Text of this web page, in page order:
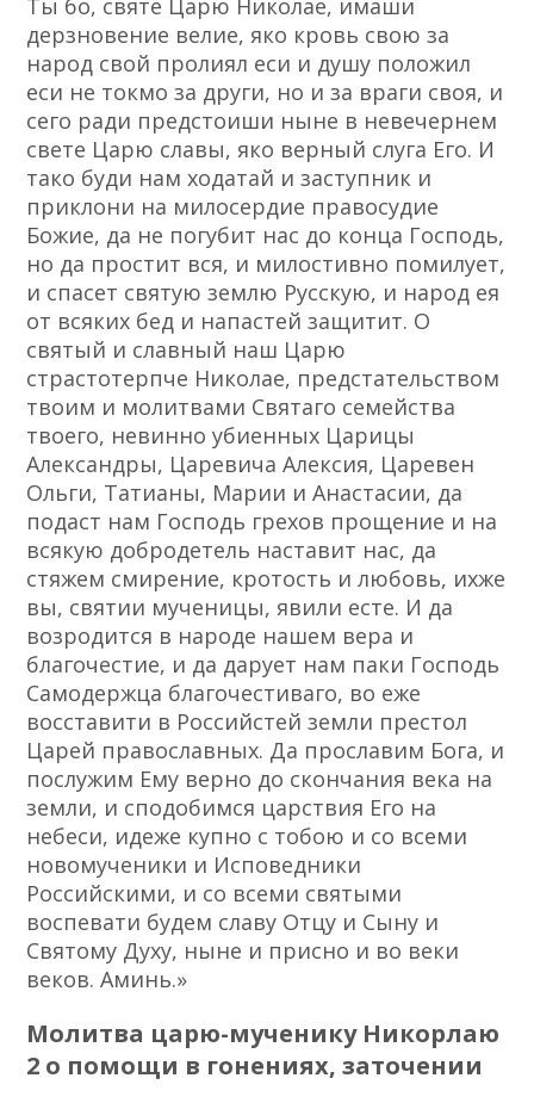
дерзновение велие, яко кровь свою за
народ свой пролиял еси и душу положил
еси не токмо за други, но и за враги своя, и
сего ради предстоиши ныне в невечернем
свете Царю славы, яко верный слуга Его. И
тако буди нам ходатай и заступник и
приклони на милосердие правосудие
Божие, да не погубит нас до конца Господь,
но да простит вся, и милостивно помилует,
и спасет святую землю Русскую, и народ ея
от всяких бед и напастей защитит. О
святый и славный наш Царю
страстотерпче Николае, предстательством
твоим и молитвами Святаго семейства
твоего, невинно убиенных Царицы
Александры, Царевича Алексия, Царевен
Ольги, Татианы, Марии и Анастасии, да
подаст нам Господь грехов прощение и на
всякую добродетель наставит нас, да
стяжем смирение, кротость и любовь, ихже
вы, святии мученицы, явили есте. И да
возродится в народе нашем вера и
благочестие, и да дарует нам паки Господь
Самодержца благочестиваго, во еже
восставити в Российстей земли престол
Царей православных. Да прославим Бога, и
послужим Ему верно до скончания века на
земли, и сподобимся царствия Его на
небеси, идеже купно с тобою и со всеми
новомученики и Исповедники
Российскими, и со всеми святыми
воспевати будем славу Отцу и Сыну и
Святому Духу, ныне и присно и во веки
веков. Аминь.»
Молитва царю-мученику Никорлаю
2 о помощи в гонениях, заточении